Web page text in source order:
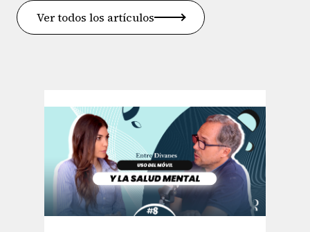
Ver todos los artículos